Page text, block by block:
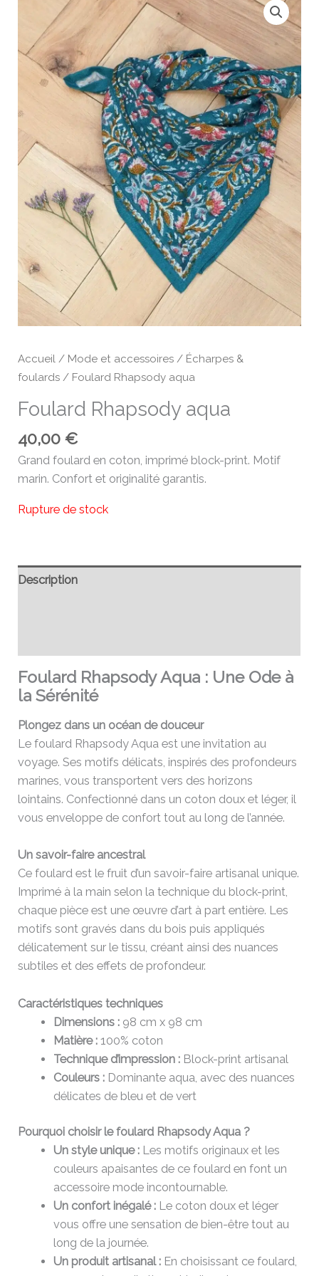
Accueil / Mode et accessoires / Écharpes &
foulards / Foulard Rhapsody aqua
Foulard Rhapsody aqua
40,00€
Grand foulard en coton, imprimé block-print. Motif
marin. Confort et originalité garantis.
Rupture de stock
Description
Foulard Rhapsody Aqua : Une Ode à
la Sérénité
Plongez dans un océan de douceur
Le foulard Rhapsody Aqua est une invitation au
voyage. Ses motifs délicats, inspirés des profondeurs
marines, vous transportent vers des horizons
lointains. Confectionné dans un coton doux et léger, il
vous enveloppe de confort tout au long de l’année.
Un savoir-faire ancestral
Ce foulard est le fruit d’un savoir-faire artisanal unique.
Imprimé à la main selon la technique du block-print,
chaque pièce est une œuvre d’art à part entière. Les
motifs sont gravés dans du bois puis appliqués
délicatement sur le tissu, créant ainsi des nuances
subtiles et des effets de profondeur.
Caractéristiques techniques
Dimensions :98 cm x 98 cm
Matière :100% coton
Technique d’impression :Block-print artisanal
Couleurs :Dominante aqua, avec des nuances
délicates de bleu et de vert
Pourquoi choisir le foulard Rhapsody Aqua ?
Un style unique :Les motifs originaux et les
couleurs apaisantes de ce foulard en font un
accessoire mode incontournable.
Un confort inégalé :Le coton doux et léger
vous offre une sensation de bien-être tout au
long de la journée.
Un produit artisanal :En choisissant ce foulard,